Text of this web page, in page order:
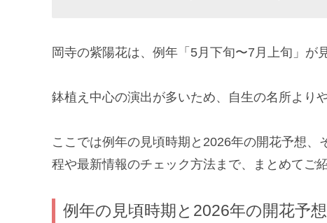
岡寺の紫陽花は、例年「5月下旬〜7月上旬」が
鉢植え中心の演出が多いため、自生の名所より
ここでは例年の見頃時期と2026年の開花予想
程や最新情報のチェック方法まで、まとめてご
例年の見頃時期と2026年の開花予想